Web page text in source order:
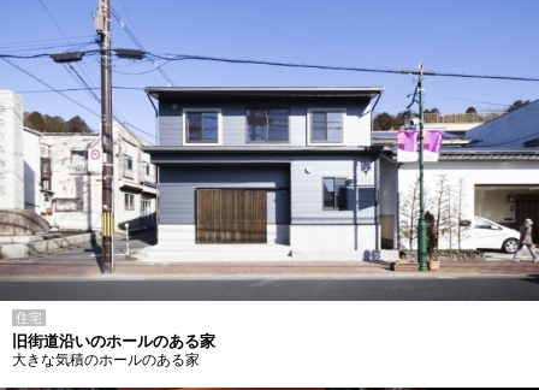
住宅
旧街道沿いのホールのある家
大きな気積のホールのある家